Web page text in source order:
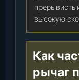
высокую
Как
рычаг